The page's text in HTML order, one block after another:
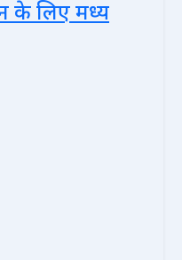
के लिए मध्य